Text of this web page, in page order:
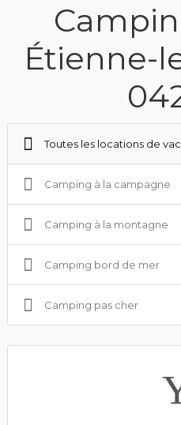
Étienne-
Toutes les locations de
Camping à la campagne
Camping à la montagne
Camping bord de mer
Camping pas cher